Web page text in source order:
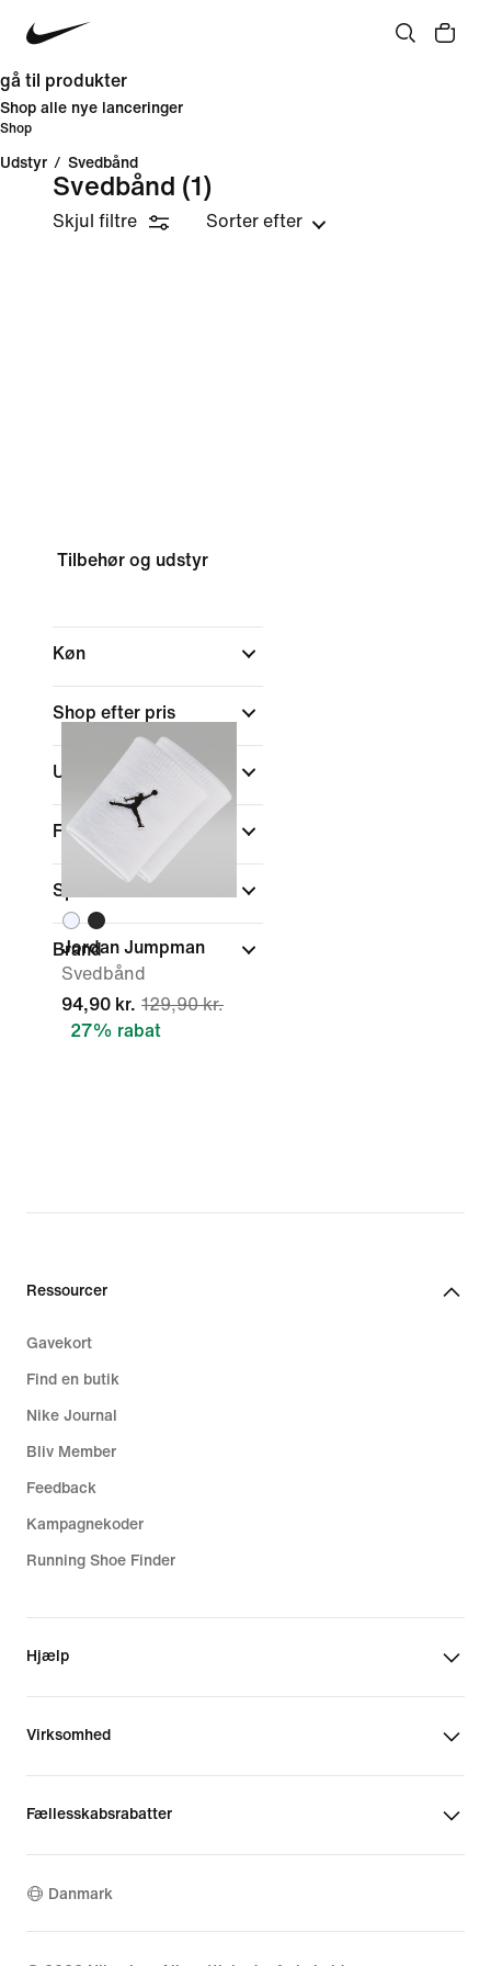
gå til produkter
Shop alle nye lanceringer
Shop
Udstyr / Svedbånd
Svedbånd (1)
Skjul filtre Sorter efter
Tilbehør og udstyr
Køn
Shop efter pris
Udsalg og tilbud
Farve
Sports
Brand
Jordan Jumpman
Svedbånd
94,90 kr. 129,90 kr.
27% rabat
Ressourcer
Gavekort
Find en butik
Nike Journal
Bliv Member
Feedback
Kampagnekoder
Running Shoe Finder
Hjælp
Virksomhed
Fællesskabsrabatter
Danmark